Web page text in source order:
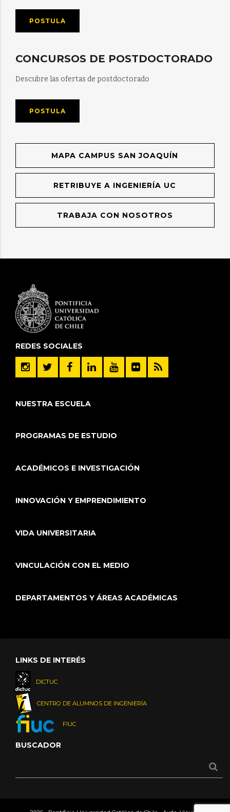
POSTULA
CONCURSOS DE POSTDOCTORADO
Descubre las ofertas de postdoctorado
POSTULA
MAPA CAMPUS SAN JOAQUÍN
RETRIBUYE A INGENIERÍA UC
TRABAJA CON NOSOTROS
REDES SOCIALES
NUESTRA ESCUELA
PROGRAMAS DE ESTUDIO
ACADÉMICOS E INVESTIGACIÓN
INNOVACIÓN Y EMPRENDIMIENTO
VIDA UNIVERSITARIA
VINCULACIÓN CON EL MEDIO
DEPARTAMENTOS Y ÁREAS ACADÉMICAS
LINKS DE INTERÉS
DICTUC
CENTRO DE ALUMNOS DE INGENIERÍA
FIUC
BUSCADOR